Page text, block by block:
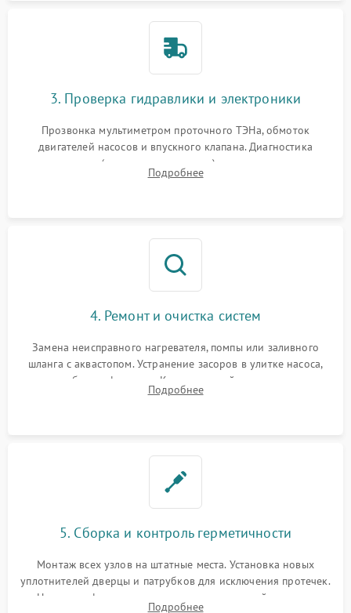
3. Проверка гидравлики и электроники
Прозвонка мультиметром проточного ТЭНа, обмоток
двигателей насосов и впускного клапана. Диагностика
прессостата (датчика уровня воды), датчика мутности,
концевика дверцы и электронного модуля управления.
Подробнее
4. Ремонт и очистка систем
Замена неисправного нагревателя, помпы или заливного
шланга с аквастопом. Устранение засоров в улитке насоса,
патрубках и фильтрах. Компонентный ремонт платы
управления, восстановление поврежденной проводки.
Подробнее
5. Сборка и контроль герметичности
Монтаж всех узлов на штатные места. Установка новых
уплотнителей дверцы и патрубков для исключения протечек.
Надежная фиксация хомутов гидравлической системы,
Подробнее